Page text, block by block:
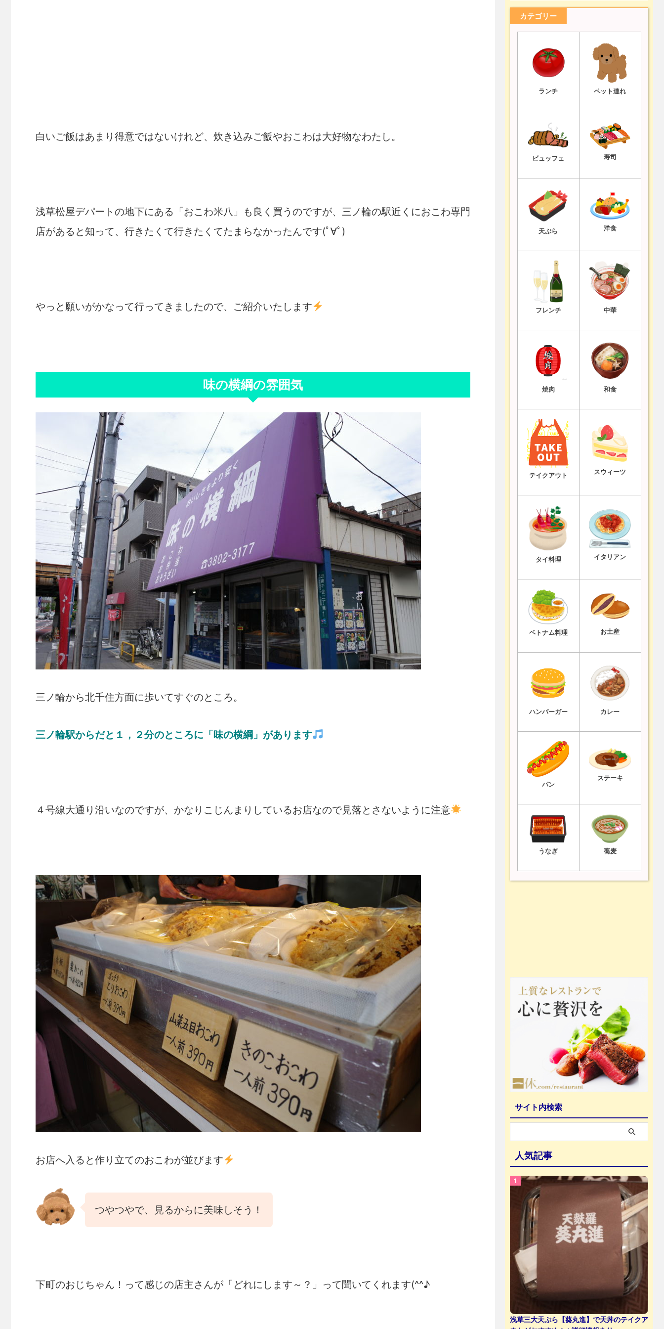
白いご飯はあまり得意ではないけれど、炊き込みご飯やおこわは大好物なわたし。
浅草松屋デパートの地下にある「おこわ米八」も良く買うのですが、三ノ輪の駅近くにおこわ専門
店があると知って、行きたくて行きたくてたまらなかったんです(ﾟ∀ﾟ)
やっと願いがかなって行ってきましたので、ご紹介いたします
味の横綱の雰囲気
三ノ輪から北千住方面に歩いてすぐのところ。
三ノ輪駅からだと１，２分のところに「味の横綱」があります
４号線大通り沿いなのですが、かなりこじんまりしているお店なので見落とさないように注意
お店へ入ると作り立てのおこわが並びます
つやつやで、見るからに美味しそう！
下町のおじちゃん！って感じの店主さんが「どれにします～？」って聞いてくれます(^^♪
カテゴリー
ランチ ペット連れ
ビュッフェ 寿司
天ぷら 洋食
フレンチ 中華
焼肉 和食
テイクアウト スウィーツ
タイ料理 イタリアン
ベトナム料理 お土産
ハンバーガー カレー
パン
ステーキ
うなぎ 蕎麦
サイト内検索
人気記事
浅草三大天ぷら【葵丸進】で天丼のテイクア